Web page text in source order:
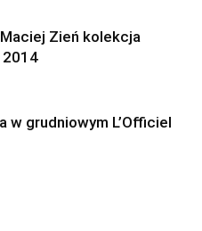
Zień kolekcja
w grudniowym L’Officiel